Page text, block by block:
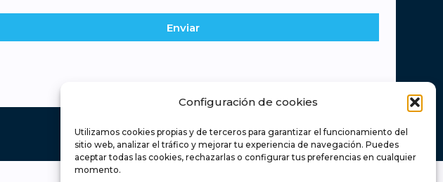
Configuración de cookies
Utilizamos cookies propias y de terceros para garantizar el funcionamiento del
sitio web, analizar el tráfico y mejorar tu experiencia de navegación. Puedes
aceptar todas las cookies, rechazarlas o configurar tus preferencias en cualquier
momento.
Enviar